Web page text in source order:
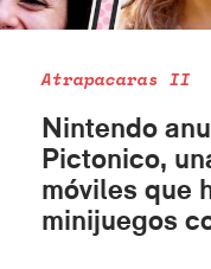
Atrapacaras II
Nintendo
Pictonico,
móviles que
minijuegos